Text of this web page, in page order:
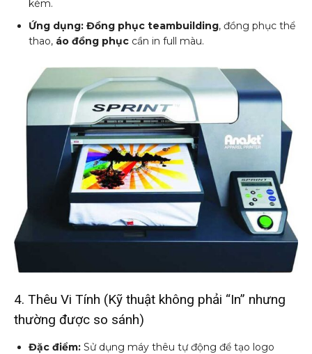
kém.
Ứng dụng: Đồng phục teambuilding, đồng phục thể
thao, áo đồng phục cần in full màu.
4. Thêu Vi Tính (Kỹ thuật không phải “In” nhưng
thường được so sánh)
Đặc điểm: Sử dụng máy thêu tự động để tạo logo